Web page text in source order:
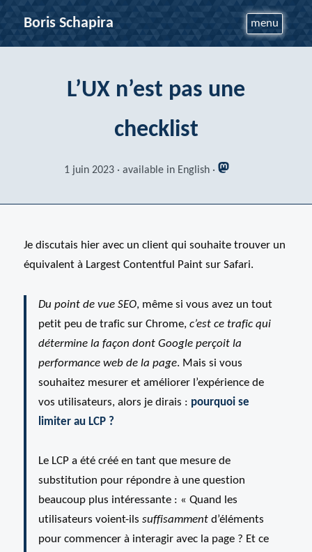
Boris Schapira menu
L’UX n’est pas une
checklist
1 juin 2023 available in English
Je discutais hier avec un client qui souhaite trouver un
équivalent à Largest Contentful Paint sur Safari.
Du point de vue SEO, même si vous avez un tout
petit peu de trafic sur Chrome, c’est ce trafic qui
détermine la façon dont Google perçoit la
performance web de la page. Mais si vous
souhaitez mesurer et améliorer l’expérience de
vos utilisateurs, alors je dirais : pourquoi se
limiter au LCP ?
Le LCP a été créé en tant que mesure de
substitution pour répondre à une question
beaucoup plus intéressante : « Quand les
utilisateurs voient-ils suffisammentd’éléments
pour commencer à interagir avec la page ? Et ce